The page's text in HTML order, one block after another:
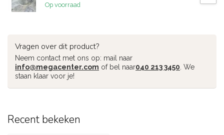
Op voorraad
Vragen over dit product?
Neem contact met ons op: mail naar
info@megacenter.com of bel naar040 213 3450 . We
staan klaar voor je!
Recent bekeken